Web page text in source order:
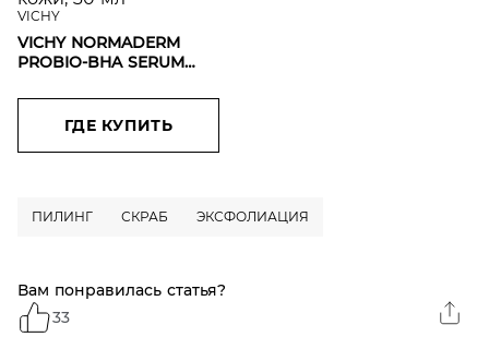
VICHY
VICHY NORMADERM
PROBIO-BHA SERUM
обновляющая
сыворотка против
несовершенств кожи,
ГДЕ КУПИТЬ
ПИЛИНГ СКРАБ ЭКСФОЛИАЦИЯ
Вам понравилась статья?
33